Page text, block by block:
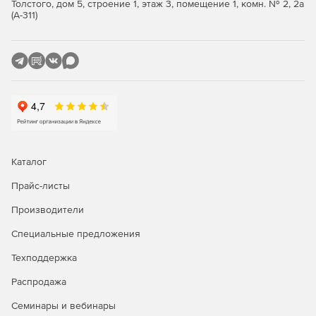
Поддержка всех основных реляционных баз данных
Утилита FlexText для синтаксического анализа
плоских файлов.
IDoc и IATA PADIS EDI (зависит от редакции).
Генерация кода XSLT 1.0/2.0 и XQuery (Professional и
промежуточные переменные.
Мощные функции сортировки ввода баз данных и
других структурированных данных.
Визуальное построение функций.
Толстого, дом 5, строение 1, этаж 3, помещение 1, комн. № 2, 2а
(А-311)
Каталог
Прайс-листы
Производители
Специальные предложения
Техподдержка
Распродажа
Семинары и вебинары